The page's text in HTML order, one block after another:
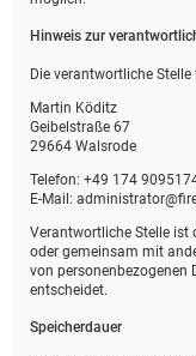
Hinweis zur
Die verantwortliche
Martin Köditz
Geibelstraße 67
29664 Walsrode
Telefon: +49 174
E-Mail:
Verantwortliche Stelle ist
oder gemeinsam mit
von personenbezogenen
entscheidet.
Speicherdauer